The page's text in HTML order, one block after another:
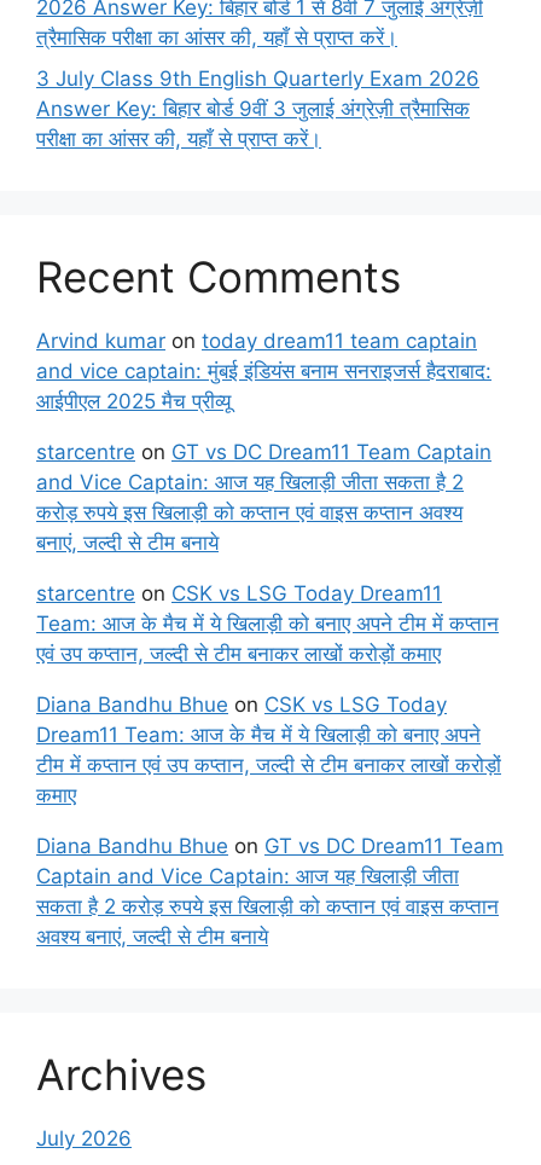
2026 Answer Key: बिहार बोर्ड 1 से 8वीं 7 जुलाई अंग्रेज़ी
त्रैमासिक परीक्षा का आंसर की, यहाँ से प्राप्त करें।
3 July Class 9th English Quarterly Exam 2026
Answer Key: बिहार बोर्ड 9वीं 3 जुलाई अंग्रेज़ी त्रैमासिक
परीक्षा का आंसर की, यहाँ से प्राप्त करें।
Recent Comments
Arvind kumar on today dream11 team captain
and vice captain: मुंबई इंडियंस बनाम सनराइजर्स हैदराबाद:
आईपीएल 2025 मैच प्रीव्यू
starcentre on GT vs DC Dream11 Team Captain
and Vice Captain: आज यह खिलाड़ी जीता सकता है 2
करोड़ रुपये इस खिलाड़ी को कप्तान एवं वाइस कप्तान अवश्य
बनाएं, जल्दी से टीम बनाये
starcentre on CSK vs LSG Today Dream11
Team: आज के मैच में ये खिलाड़ी को बनाए अपने टीम में कप्तान
एवं उप कप्तान, जल्दी से टीम बनाकर लाखों करोड़ों कमाए
Diana Bandhu Bhue on CSK vs LSG Today
Dream11 Team: आज के मैच में ये खिलाड़ी को बनाए अपने
टीम में कप्तान एवं उप कप्तान, जल्दी से टीम बनाकर लाखों करोड़ों
कमाए
Diana Bandhu Bhue on GT vs DC Dream11 Team
Captain and Vice Captain: आज यह खिलाड़ी जीता
सकता है 2 करोड़ रुपये इस खिलाड़ी को कप्तान एवं वाइस कप्तान
अवश्य बनाएं, जल्दी से टीम बनाये
Archives
July 2026